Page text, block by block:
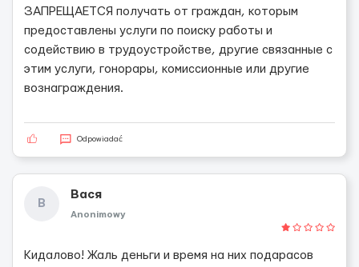
ЗАПРЕЩАЕТСЯ получать от граждан, которым
предоставлены услуги по поиску работы и
содействию в трудоустройстве, другие связанные с
этим услуги, гонорары, комиссионные или другие
вознаграждения.
Odpowiadać
В
Вася
Anonimowy
Кидалово! Жаль деньги и время на них подарасов